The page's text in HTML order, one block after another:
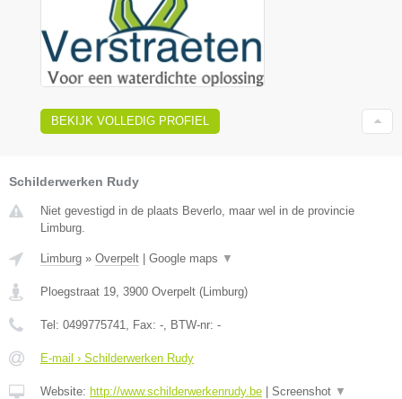
BEKIJK VOLLEDIG PROFIEL
Schilderwerken Rudy
Niet gevestigd in de plaats Beverlo, maar wel in de provincie
Limburg.
Limburg » Overpelt Google maps ▼
Ploegstraat 19 3900 Overpelt ( Limburg)
Tel: 0499775741 , Fax: - , BTW-nr: -
E-mail › Schilderwerken Rudy
Website: http://www.schilderwerkenrudy.be Screenshot ▼